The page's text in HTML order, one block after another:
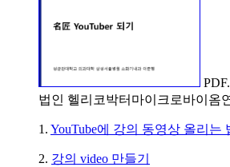
법인 헬리코박터마이크로바이옴
1. YouTube에 강의 동영상 올리는
2. 강의 video 만들기